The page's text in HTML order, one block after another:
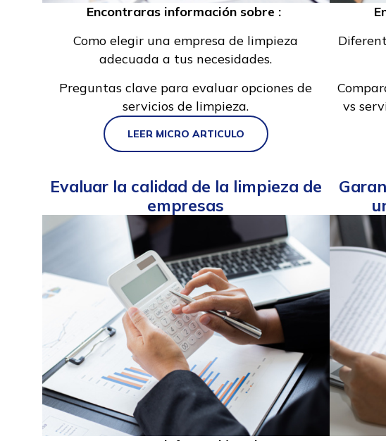
Encontraras información sobre :
Como elegir una empresa de limpieza
adecuada a tus necesidades.
Preguntas clave para evaluar opciones de
servicios de limpieza.
LEER MICRO ARTICULO
Evaluar la calidad de la limpieza de
empresas
vs